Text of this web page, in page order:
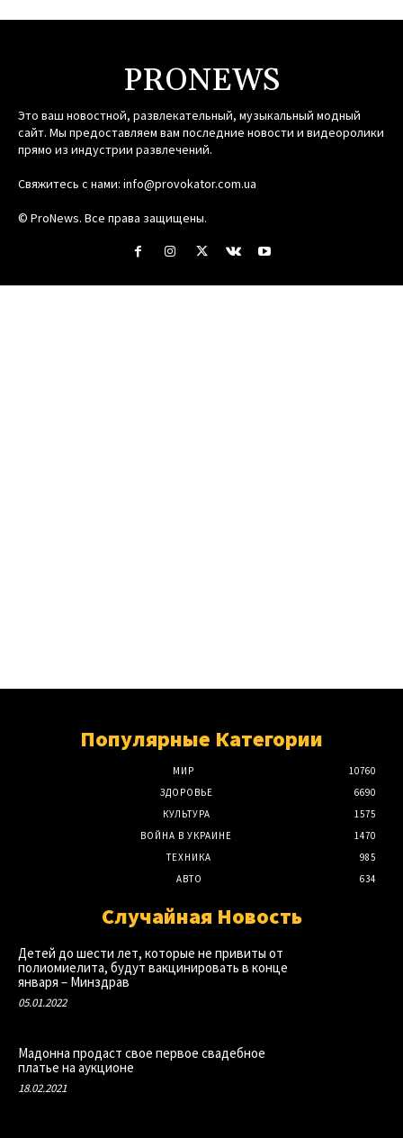
PRONEWS
Это ваш новостной, развлекательный, музыкальный модный
сайт. Мы предоставляем вам последние новости и видеоролики
прямо из индустрии развлечений.
Свяжитесь с нами: info@provokator.com.ua
© ProNews. Все права защищены.
Популярные Категории
МИР
10760
ЗДОРОВЬЕ
6690
КУЛЬТУРА
1575
ВОЙНА В УКРАИНЕ
1470
ТЕХНИКА
985
АВТО
634
Случайная Новость
Детей до шести лет, которые не привиты от
полиомиелита, будут вакцинировать в конце
января – Минздрав
05.01.2022
Мадонна продаст свое первое свадебное
платье на аукционе
18.02.2021